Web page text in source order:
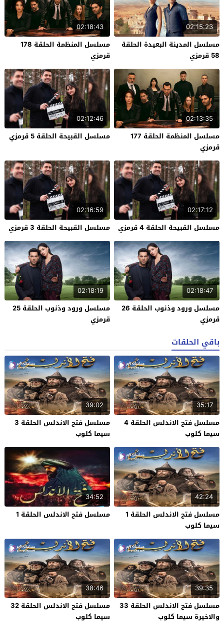
02:15:23
مسلسل المدينة البعيدة الحلقة
58 قرمزي
02:18:43
مسلسل المنظمة الحلقة 178
قرمزي
02:13:35
مسلسل المنظمة الحلقة 177
قرمزي
02:12:46
مسلسل القبيحة الحلقة 5 قرمزي
02:17:12
مسلسل القبيحة الحلقة 4 قرمزي
02:16:59
مسلسل القبيحة الحلقة 3 قرمزي
02:18:47
مسلسل ورود وذنوب الحلقة 26
قرمزي
02:18:19
مسلسل ورود وذنوب الحلقة 25
قرمزي
باقي الحلقات
35:17
مسلسل فتح الاندلس الحلقة 4
سيما كلوب
39:02
مسلسل فتح الاندلس الحلقة 3
سيما كلوب
42:24
مسلسل فتح الاندلس الحلقة 1
سيما كلوب
34:52
مسلسل فتح الاندلس الحلقة 1
39:35
مسلسل فتح الاندلس الحلقة 33
والاخيرة سيما كلوب
38:46
مسلسل فتح الاندلس الحلقة 32
سيما كلوب